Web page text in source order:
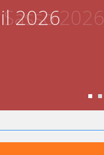
20262026